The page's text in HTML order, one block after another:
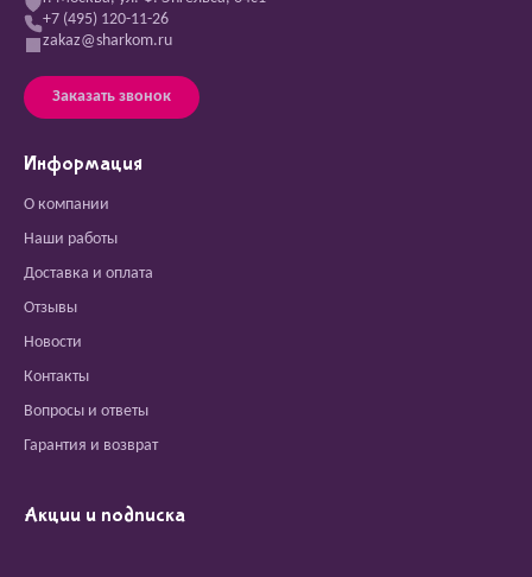
+7 (495) 120-11-26
zakaz@sharkom.ru
Заказать звонок
Информация
О компании
Наши работы
Доставка и оплата
Отзывы
Новости
Контакты
Вопросы и ответы
Гарантия и возврат
Акции и подписка